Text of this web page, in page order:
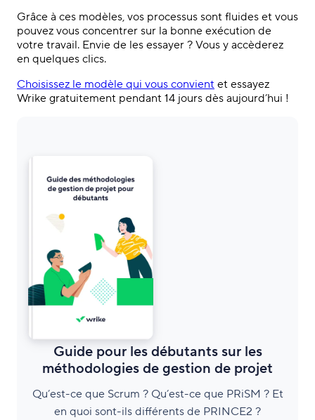
Grâce à ces modèles, vos processus sont fluides et vous
pouvez vous concentrer sur la bonne exécution de
votre travail. Envie de les essayer ? Vous y accèderez
en quelques clics.
Choisissez le modèle qui vous convient et essayez
Wrike gratuitement pendant 14 jours dès aujourd’hui !
Guide pour les débutants sur les
méthodologies de gestion de projet
Qu’est-ce que Scrum ? Qu’est-ce que PRiSM ? Et
en quoi sont-ils différents de PRINCE2 ?